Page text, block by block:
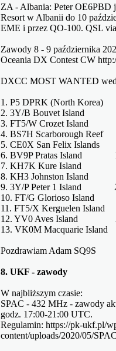
ZA - Albania: Peter
Resort w Albanii do 10
EME i przez QO-100. QSL
Zawody 8 - 9 października
Oceania DX Contest CW
DXCC MOST WANTED
1. P5 DPRK (North Korea)
2. 3Y/B Bouvet Island
3. FT5/W Crozet Island
4. BS7H Scarborough Reef
5. CE0X San Felix Islands
6. BV9P Pratas Island 19.
7. KH7K Kure Island 20.
8. KH3 Johnston Island
9. 3Y/P Peter 1 Island
10. FT/G Glorioso Island
11. FT5/X Kerguelen
12. YV0 Aves Island
13. VK0M Macquarie
Pozdrawiam Adam SQ9S
8. UKF - zawody
W najbliższym czasie:
SPAC - 432 MHz - zawody
godz. 17:00-21:00 UTC.
Regulamin: https://pk-ukf.pl/
content/uploads/2020/05/